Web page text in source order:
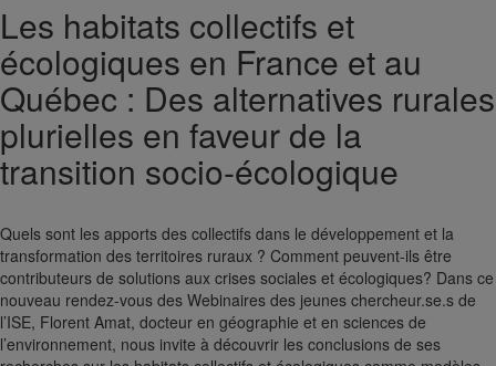
Les habitats collectifs et
écologiques en France et au
Québec : Des alternatives rurales
plurielles en faveur de la
transition socio-écologique
Quels sont les apports des collectifs dans le développement et la
transformation des territoires ruraux ? Comment peuvent-ils être
contributeurs de solutions aux crises sociales et écologiques? Dans ce
nouveau rendez-vous des Webinaires des jeunes chercheur.se.s de
l’ISE, Florent Amat, docteur en géographie et en sciences de
l’environnement, nous invite à découvrir les conclusions de ses